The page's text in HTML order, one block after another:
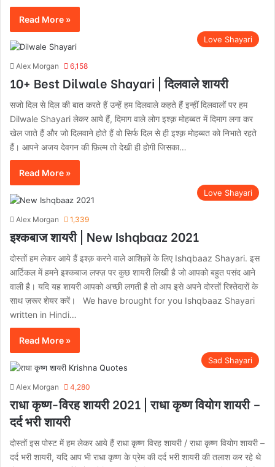
Read More »
Love Shayari
Alex Morgan 6,158
10+ Best Dilwale Shayari | दिलवाले शायरी
सजो दिल से दिल की बात करते हैं उन्हें हम दिलवाले कहते हैं इन्हीं दिलवालों पर हम
Dilwale Shayari लेकर आये हैं, दिमाग वाले लोग इश्क़ मोहब्बत में दिमाग लगा कर
खेल जाते हैं और जो दिलवाने होते हैं वो सिर्फ दिल से ही इश्क़ मोहब्बत को निभाते रहते
हैं। आपने अजय देवगन की फ़िल्म तो देखी ही होगी जिसका…
Read More »
Love Shayari
Alex Morgan 1,339
इश्कबाज शायरी | New Ishqbaaz 2021
दोस्तों हम लेकर आये हैं इश्क़ करने वाले आशिक़ों के लिए Ishqbaaz Shayari. इस
आर्टिकल में हमने इश्कबाज लफ्ज़ पर कुछ शायरी लिखी है जो आपको बहुत पसंद आने
वाली है। यदि यह शायरी आपको अच्छी लगती है तो आप इसे अपने दोस्तों रिश्तेदारों के
साथ ज़रूर शेयर करें। We have brought for you Ishqbaaz Shayari
written in Hindi…
Read More »
Sad Shayari
Alex Morgan 4,280
राधा कृष्ण-विरह शायरी 2021 | राधा कृष्ण वियोग शायरी –
दर्द भरी शायरी
दोस्तों इस पोस्ट में हम लेकर आये हैं राधा कृष्ण विरह शायरी / राधा कृष्ण वियोग शायरी –
दर्द भरी शायरी, यदि आप भी राधा कृष्ण के प्रेम की दर्द भरी शायरी की तलाश कर रहे थे